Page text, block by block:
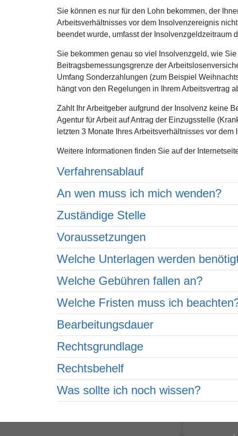
Sie können es nur für den Lohn bekommen, der
Arbeitsverhältnisses vor dem Insolvenzereignis
beendet wurde, umfasst der Insolvenzgeldzeitraum
Sie bekommen genau so viel Insolvenzgeld, wie
Beitragsbemessungsgrenze der
Umfang Sonderzahlungen (zum Beispiel
hängt von den Regelungen in Ihrem Arbeitsvertrag
Zahlt Ihr Arbeitgeber aufgrund der Insolvenz keine
Agentur für Arbeit auf Antrag der Einzugsstelle
letzten 3 Monate Ihres Arbeitsverhältnisses vor
Weitere Informationen finden Sie auf der
Verfahrensablauf
An wen muss ich mich wenden?
Zuständige Stelle
Voraussetzungen
Welche Unterlagen werden
Welche Gebühren fallen an?
Welche Fristen muss ich
Bearbeitungsdauer
Rechtsgrundlage
Rechtsbehelf
Was sollte ich noch wissen?